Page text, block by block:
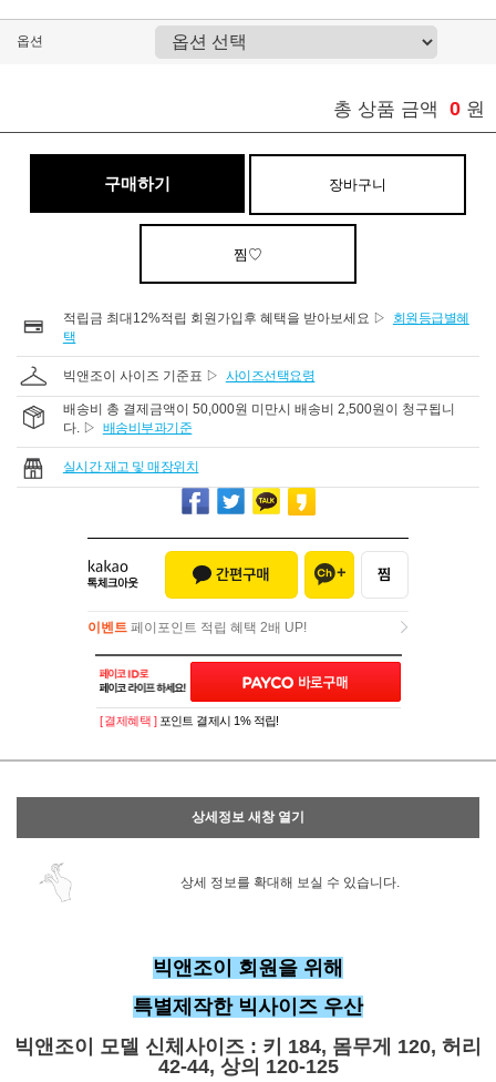
옵션
총 상품 금액 0 원
구매하기 장바구니
찜♡
적립금 최대12%적립 회원가입후 혜택을 받아보세요 ▷
회원등급별혜
택
빅앤조이 사이즈 기준표 ▷ 사이즈선택요령
배송비 총 결제금액이 50,000원 미만시 배송비 2,500원이 청구됩니
다. ▷ 배송비부과기준
실시간 재고 및 매장위치
이벤트 페이포인트 적립 혜택 2배 UP!
이벤트페이포인트 적립 혜택 2배 UP!
[ 결제혜택 ] 포인트 결제시 1% 적립!
상세정보 새창 열기
상세 정보를 확대해 보실 수 있습니다.
빅앤조이 회원을 위해
특별제작한 빅사이즈 우산
빅앤조이 모델 신체사이즈 : 키 184, 몸무게 120, 허리
42-44, 상의 120-125